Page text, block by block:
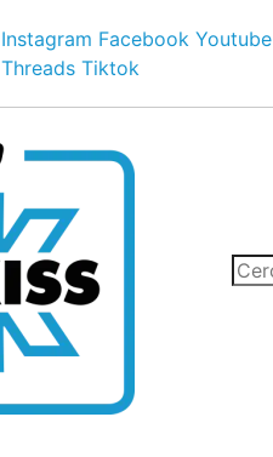
Instagram Facebook Youtube
Threads Tiktok